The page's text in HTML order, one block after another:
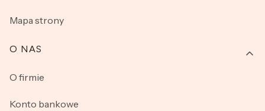
Mapa strony
O NAS
O firmie
Konto bankowe